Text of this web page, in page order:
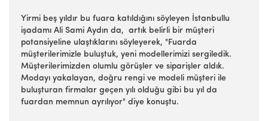
Yirmi beş yıldır bu fuara katıldığını söyleyen İstanbullu
işadamı Ali Sami Aydın da, artık belirli bir müşteri
potansiyeline ulaştıklarını söyleyerek, "Fuarda
müşterilerimizle buluştuk, yeni modellerimizi sergiledik.
Müşterilerimizden olumlu görüşler ve siparişler aldık.
Modayı yakalayan, doğru rengi ve modeli müşteri ile
buluşturan firmalar geçen yılı olduğu gibi bu yıl da
fuardan memnun ayrılıyor" diye konuştu.